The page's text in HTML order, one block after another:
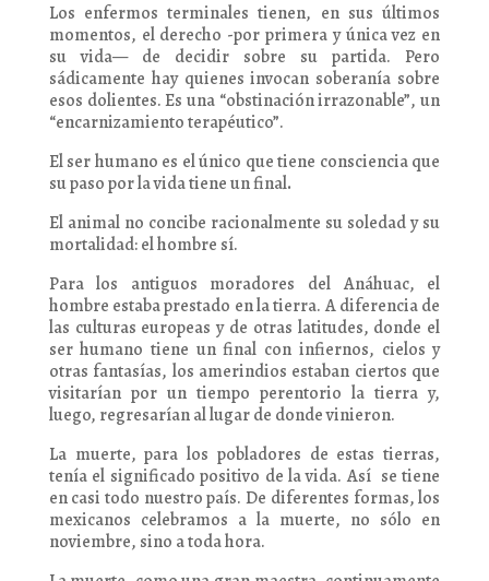
Los enfermos terminales tienen, en sus últimos
momentos, el derecho -por primera y única vez en
su vida— de decidir sobre su partida. Pero
sádicamente hay quienes invocan soberanía sobre
esos dolientes. Es una “obstinación irrazonable”, un
“encarnizamiento terapéutico”.
El ser humano es el único que tiene consciencia que
su paso por la vida tiene un final.
El animal no concibe racionalmente su soledad y su
mortalidad: el hombre sí.
Para los antiguos moradores del Anáhuac, el
hombre estaba prestado en la tierra. A diferencia de
las culturas europeas y de otras latitudes, donde el
ser humano tiene un final con infiernos, cielos y
otras fantasías, los amerindios estaban ciertos que
visitarían por un tiempo perentorio la tierra y,
luego, regresarían al lugar de donde vinieron.
La muerte, para los pobladores de estas tierras,
tenía el significado positivo de la vida. Así se tiene
en casi todo nuestro país. De diferentes formas, los
mexicanos celebramos a la muerte, no sólo en
noviembre, sino a toda hora.